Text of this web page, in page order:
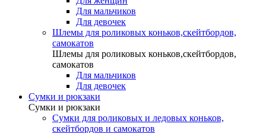
Для мальчиков
Для девочек
Шлемы для роликовых коньков,скейтбордов,
самокатов
Шлемы для роликовых коньков,скейтбордов,
самокатов
Для мальчиков
Для девочек
Сумки и рюкзаки
Сумки и рюкзаки
Сумки для роликовых и ледовых коньков,
скейтбордов и самокатов